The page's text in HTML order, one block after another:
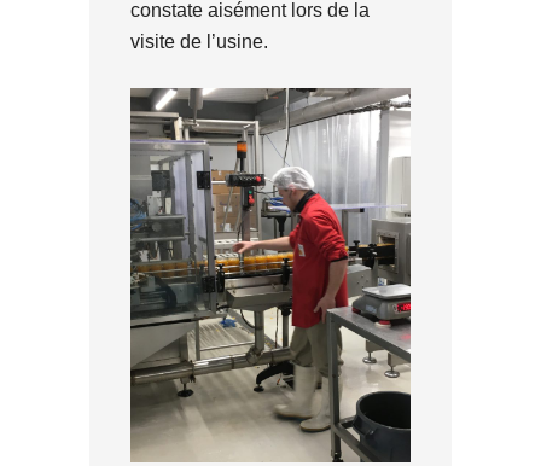
constate aisément lors de la
visite de l’usine.